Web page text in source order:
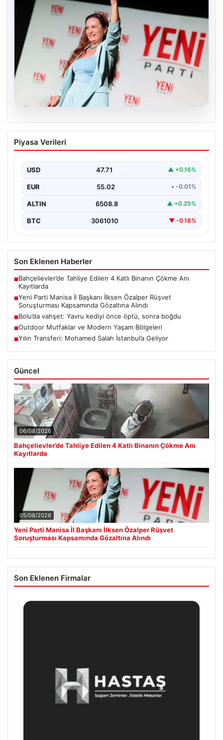
Yeni Parti Manisa İl Başkanı İlksen
Özalper Rüşvet Soruşturması
Manisa'da yürütülen önemli bir rüşvet soruşturmasında
Piyasa Verileri
USD 47.71 ▲ +0.16%
EUR 55.02 • -0.01%
ALTIN 6508.8 ▲ +0.25%
BTC 3061010 ▼ -0.18%
Son Eklenen Haberler
■Bahçelievler’de Tahliye Edilen 4 Katlı Binanın Çökme Anı
Kayıtlarda
■Yeni Parti Manisa İl Başkanı İlksen Özalper Rüşvet
Soruşturması Kapsamında Gözaltına Alındı
■Bolu’da vahşet: Yavru kediyi önce öptü, sonra boğdu
■Outdoor Mutfaklar ve Modern Yaşam Bölgeleri
■Yılın Transferi: Mohamed Salah İstanbul’a Geliyor
Güncel
06/08/2026
Bahçelievler’de Tahliye Edilen 4 Katlı Binanın Çökme Anı
Kayıtlarda
05/08/2026
Yeni Parti Manisa İl Başkanı İlksen Özalper Rüşvet
Soruşturması Kapsamında Gözaltına Alındı
Son Eklenen Firmalar